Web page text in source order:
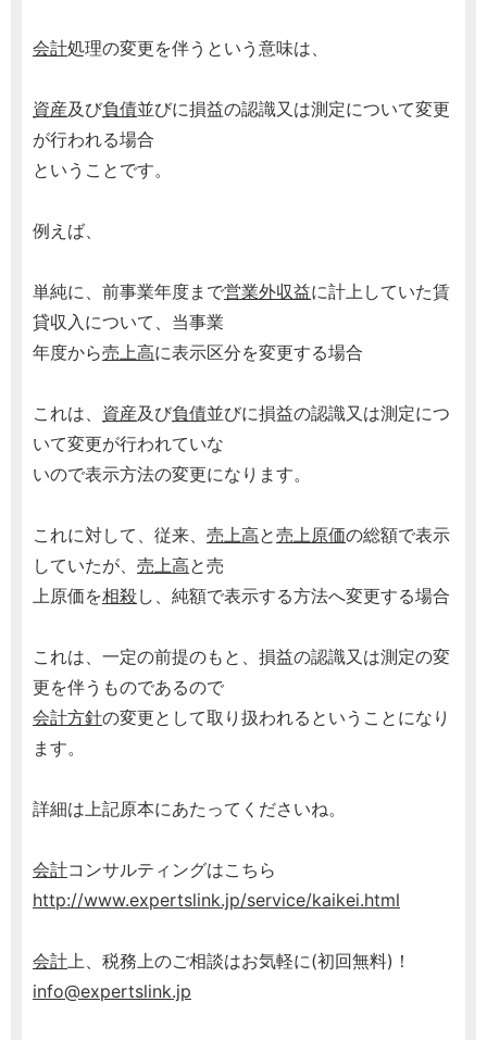
会計処理の変更を伴うという意味は、
資産及び負債並びに損益の認識又は測定について変更
が行われる場合
ということです。
例えば、
単純に、前事業年度まで営業外収益に計上していた賃
貸収入について、当事業
年度から売上高に表示区分を変更する場合
これは、 資産及び負債並びに損益の認識又は測定につ
いて変更が行われていな
いので表示方法の変更になります。
これに対して、従来、 売上高と売上原価の総額で表示
していたが、 売上高と売
上原価を相殺し、純額で表示する方法へ変更する場合
これは、一定の前提のもと、損益の認識又は測定の変
更を伴うものであるので
会計方針の変更として取り扱われるということになり
ます。
詳細は上記原本にあたってくださいね。
会計コンサルティングはこちら
http://www.expertslink.jp/service/kaikei.html
会計上、税務上のご相談はお気軽に(初回無料)！
info@expertslink.jp